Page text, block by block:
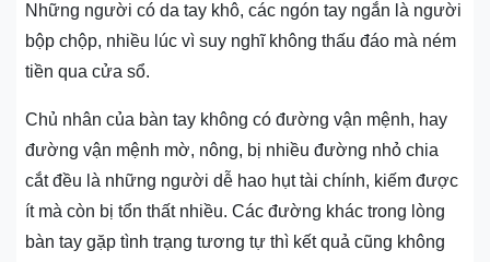
Những người có da tay khô, các ngón tay ngắn là người
bộp chộp, nhiều lúc vì suy nghĩ không thấu đáo mà ném
tiền qua cửa sổ.
Chủ nhân của bàn tay không có đường vận mệnh, hay
đường vận mệnh mờ, nông, bị nhiều đường nhỏ chia
cắt đều là những người dễ hao hụt tài chính, kiếm được
ít mà còn bị tổn thất nhiều. Các đường khác trong lòng
bàn tay gặp tình trạng tương tự thì kết quả cũng không